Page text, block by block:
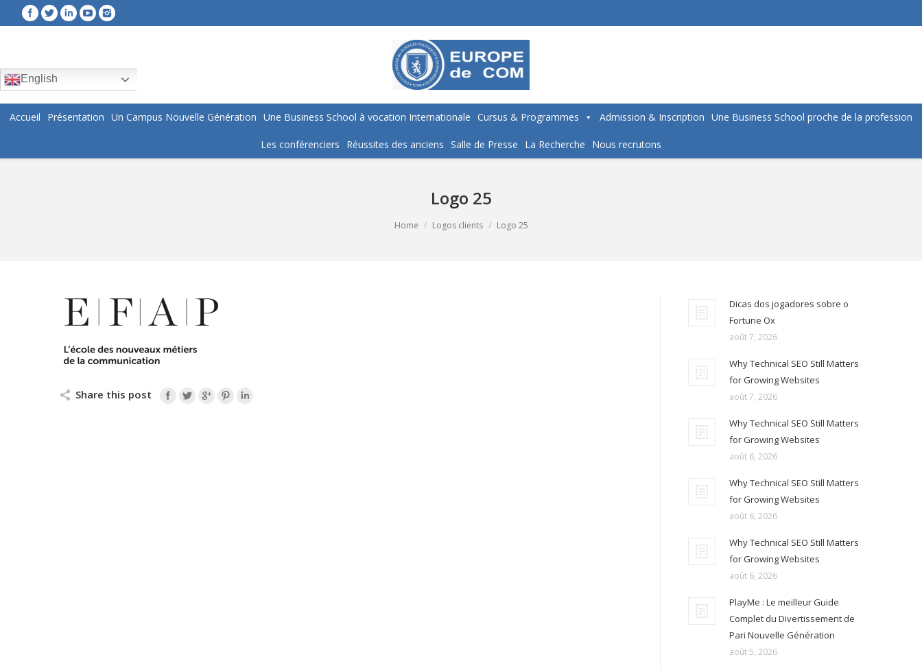
Accueil Présentation Un Campus Nouvelle Génération Une Business School à vocation Internationale Cursus & Programmes Admission & Inscription Une Business School proche de la profession
Les conférenciers Réussites des anciens Salle de Presse La Recherche Nous recrutons
Logo 25
Home Logos clients Logo 25
Share this post
Dicas dos jogadores sobre o
Fortune Ox
août 7, 2026
Why Technical SEO Still Matters
for Growing Websites
août 7, 2026
Why Technical SEO Still Matters
for Growing Websites
août 6, 2026
Why Technical SEO Still Matters
for Growing Websites
août 6, 2026
Why Technical SEO Still Matters
for Growing Websites
août 6, 2026
PlayMe : Le meilleur Guide
Complet du Divertissement de
Pari Nouvelle Génération
août 5, 2026
English